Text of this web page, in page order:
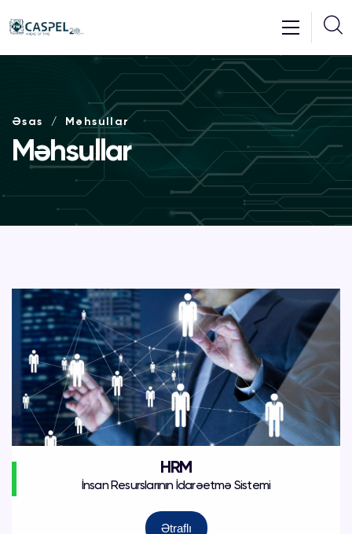
Əsas Məhsullar
Məhsullar
HRM
İnsan Resurslarının İdarəetmə Sistemi
Ətraflı